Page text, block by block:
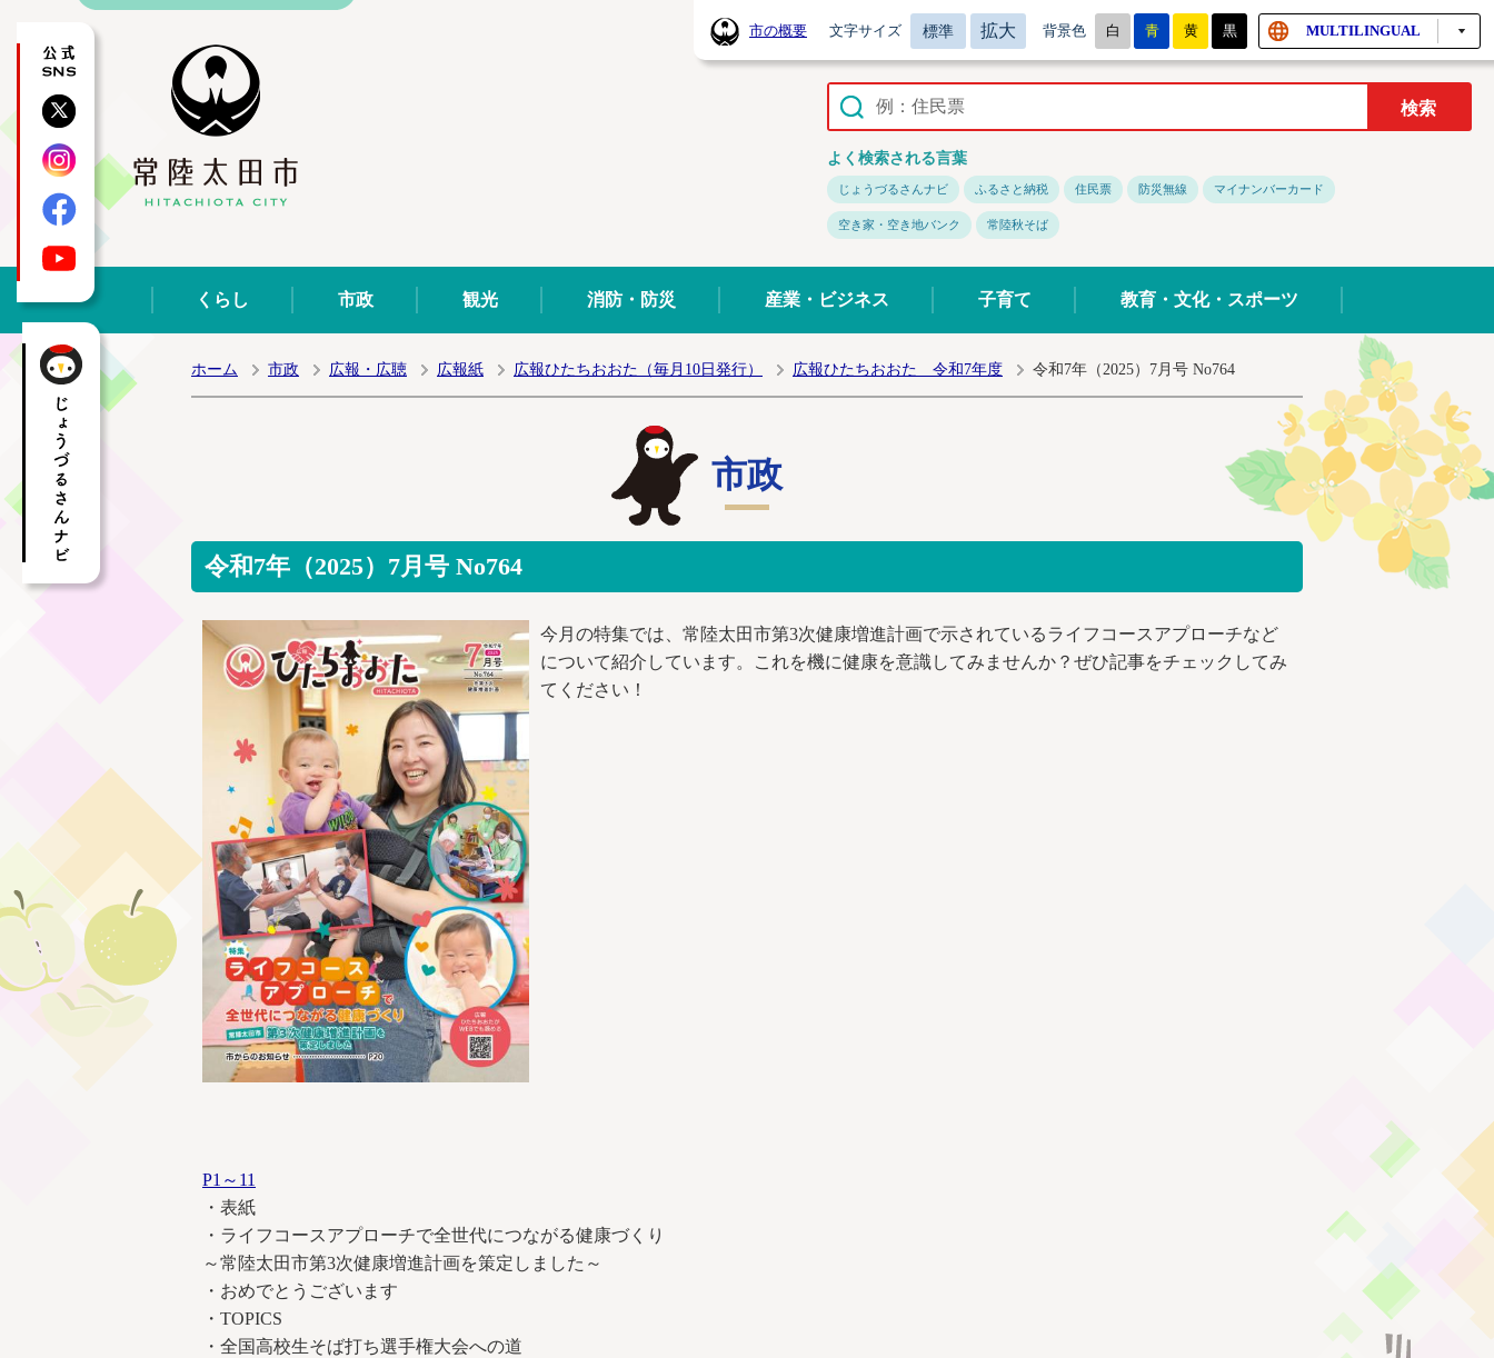
常陸太田市ホームページ
市の概要 文字サイズ 標準 拡大 背景色 白 青 黄 黒 MULTILINGUAL
よく検索される言葉
じょうづるさんナビ ふるさと納税 住民票 防災無線 マイナンバーカード
空き家・空き地バンク 常陸秋そば
公式SNS
X
Instagram
Facebook
YouTube くらし 市政 観光 消防・防災 産業・ビジネス 子育て 教育・文化・スポーツ
ホーム 市政 広報・広聴 広報紙 広報ひたちおおた（毎月10日発行） 広報ひたちおおた 令和7年度 令和7年（2025）7月号 No764
市政
令和7年（2025）7月号 No764
今月の特集では、常陸太田市第3次健康増進計画で示されているライフコースアプローチなど
について紹介しています。これを機に健康を意識してみませんか？ぜひ記事をチェックしてみ
て ください！
P1～11
・表紙
・ライフコースアプローチで全世代につながる健康づくり
～常陸太田市第3次健康増進計画を策定しました～
・おめでとうございます
・TOPICS
・全国高校生そば打ち選手権大会への道